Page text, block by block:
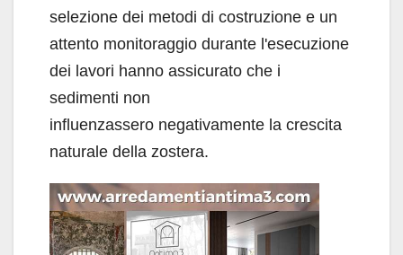
selezione dei metodi di costruzione e un
attento monitoraggio durante l'esecuzione
dei lavori hanno assicurato che i
sedimenti non
influenzassero negativamente la crescita
naturale della zostera.